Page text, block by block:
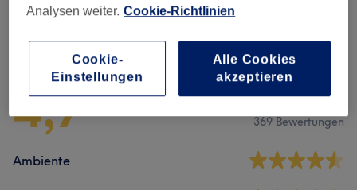
Salonbewertungen
4,7 369 Bewertungen
Ambiente
Analysen weiter. Cookie-Richtlinien
Cookie-
Einstellungen
Alle Cookies
akzeptieren